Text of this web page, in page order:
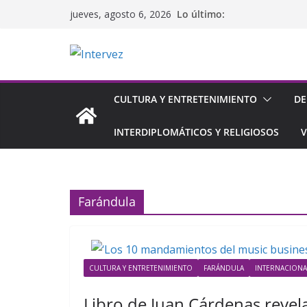
jueves, agosto 6, 2026 Lo último:
CULTURA Y ENTRETENIMIENTO
INTERDIPLOMÁTICOS Y RELIGIOSOS
Farándula
CULTURA Y ENTRETENIMIENTO FARÁNDULA